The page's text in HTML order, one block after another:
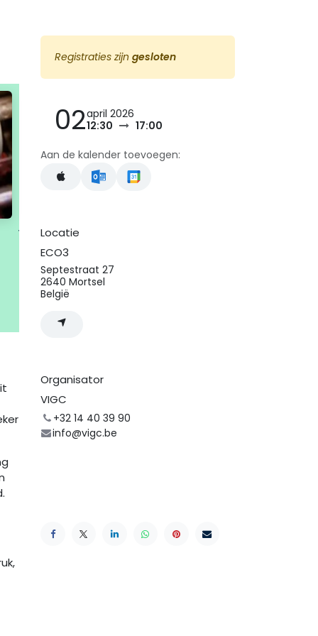
Registraties zijn gesloten
02april 2026
12:30
17:00
Aan de kalender toevoegen:
Locatie
ECO3
Septestraat 27
2640 Mortsel
België
Organisator
VIGC
+32 14 40 39 90
info@vigc.be